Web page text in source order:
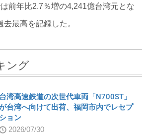
前年比2.7％増の4,241億台湾元とな
最高を記録した。
ング
台湾高速鉄道の次世代車両「N700ST」
台湾へ向けて出荷、福岡市内でレセプ
ション
2026/07/30